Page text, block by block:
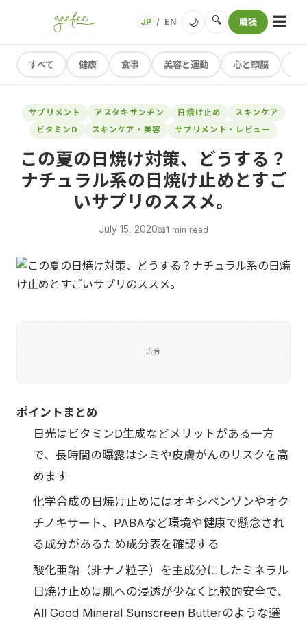
JP / EN 🌙 🔍 購読 ☰
すべて 健康 食事 美容と運動 心と頭脳
サプリメント アスタキサンチン 日焼け止め
スキンケア
ビタミンD
スキンケア・美容 サプリメント・レビュー
この夏の日焼け対策、どうする？
ナチュラル系の日焼け止めとすご
いサプリのススメ。
July 15, 2020📖1 min read
広告
ポイントまとめ
日光はビタミンD生成などメリットがある一方
で、長時間の曝露はシミや皮膚がんのリスクを高
めます
化学合成の日焼け止めにはオキシベンゾンやオク
チノキサート、PABAなど環境や健康で懸念され
る成分があるため成分表を確認する
酸化亜鉛（非ナノ粒子）を主成分にしたミネラル
日焼け止めは肌への浸透が少なく比較的安全で、
All Good Mineral Sunscreen Butterのような選